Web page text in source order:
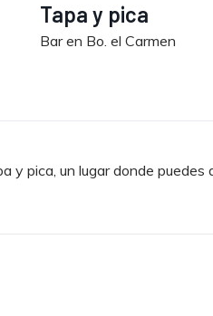
Tapa y pica
Bar en Bo. el Carmen
y pica, un lugar donde